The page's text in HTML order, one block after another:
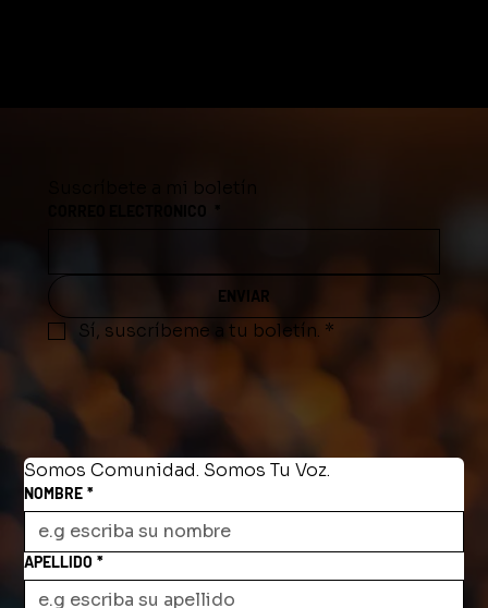
Suscríbete a mi boletín
CORREO ELECTRONICO
ENVIAR
Sí, suscríbeme a tu boletín. *
Somos Comunidad. Somos Tu Voz.
NOMBRE *
APELLIDO *